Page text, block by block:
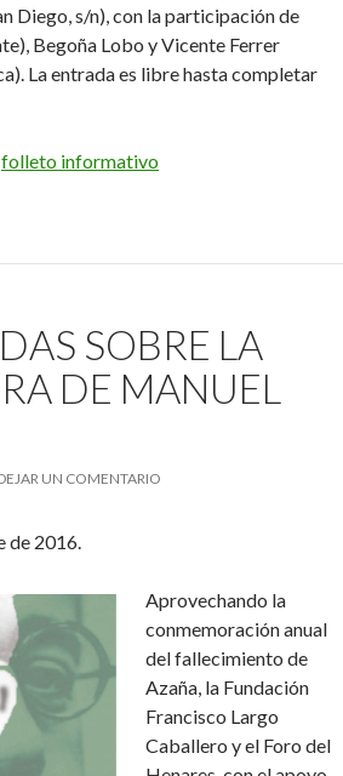
Diego, s/n), con la participación de
Begoña Lobo y Vicente Ferrer
La entrada es libre hasta completar
folleto informativo
SOBRE LA
DE MANUEL
UN COMENTARIO
de 2016.
Aprovechando la
conmemoración anual
del fallecimiento de
Azaña, la Fundación
Francisco Largo
Caballero y el Foro del